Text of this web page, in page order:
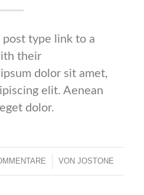
type link to a
their
dolor sit amet,
elit. Aenean
dolor.
/ VONJOSTONE